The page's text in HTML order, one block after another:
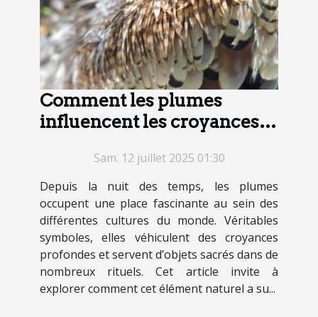
Comment les plumes
influencent les croyances
Sam. 12 juillet 2025 01:30
Depuis la nuit des temps, les plumes
occupent une place fascinante au sein des
différentes cultures du monde. Véritables
symboles, elles véhiculent des croyances
profondes et servent d’objets sacrés dans de
nombreux rituels. Cet article invite à
explorer comment cet élément naturel a su...